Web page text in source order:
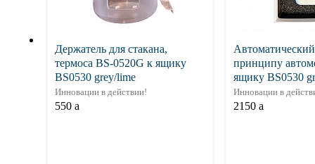
Держатель для стакана,
термоса BS-0520G к ящику
BS0530 grey/lime
Инновации в действии!
550 a
принципу
ящику BS0530
Инновации в
2150 a